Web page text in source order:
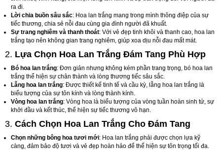
ra đi.
Lời chia buồn sâu sắc: Hoa lan trắng mang trong mình thông điệp của sự
tiếc thương, chia sẻ nỗi đau cùng gia đình người đã khuất.
Sự trang nghiêm và thanh thoát: Với vẻ đẹp tinh khôi và thanh cao, hoa lan
trắng tạo nên không gian trang nghiêm, giúp xoa dịu nỗi đau mất mát.
2. Lựa Chọn Hoa Lan Trắng Đám Tang Phù Hợp
Bó hoa lan trắng: Đơn giản nhưng không kém phần trang trọng, bó hoa lan
trắng thể hiện sự chân thành và lòng thương tiếc sâu sắc.
Lẵng hoa lan trắng: Được thiết kế tinh tế và cầu kỳ, lẵng hoa lan trắng là
biểu tượng của sự tôn kính và lòng thành kính.
Vòng hoa lan trắng: Vòng hoa là biểu tượng của vòng tuần hoàn sinh tử, sự
khởi đầu và kết thúc, thể hiện sự tiếc thương vô hạn.
3. Cách Chọn Hoa Lan Trắng Cho Đám Tang
Chọn những bông hoa tươi mới: Hoa lan trắng phải được chọn lựa kỹ
càng, đảm bảo độ tươi và vẻ đẹp hoàn hảo để thể hiện sự tôn trọng tối đa.